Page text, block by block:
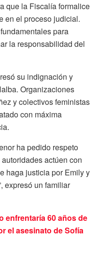
que la Fiscalía formalice
en el proceso judicial.
para
la responsabilidad del
su indignación y
Organizaciones
y colectivos feministas
con máxima
ha pedido respeto
actúen con
haga justicia por Emily y
expresó un familiar
enfrentaría 60 años de
el asesinato de Sofía